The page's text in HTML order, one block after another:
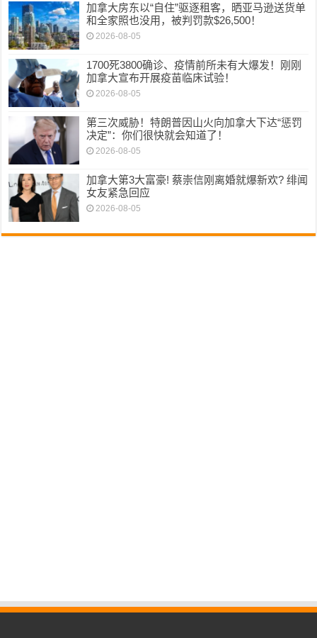
加拿大房东以“自住”驱逐租客，晒亚马逊送货单
和全家照也没用，被判罚款$26,500！
2026-08-05
1700死3800确诊、疫情前所未有大爆发！刚刚
加拿大宣布开展疫苗临床试验！
2026-08-05
第三次威胁！特朗普因山火向加拿大下达“惩罚
决定”：你们很快就会知道了！
2026-08-05
加拿大第3大富豪! 蔡崇信刚离婚就爆新欢? 绯闻
女友紧急回应
2026-08-05